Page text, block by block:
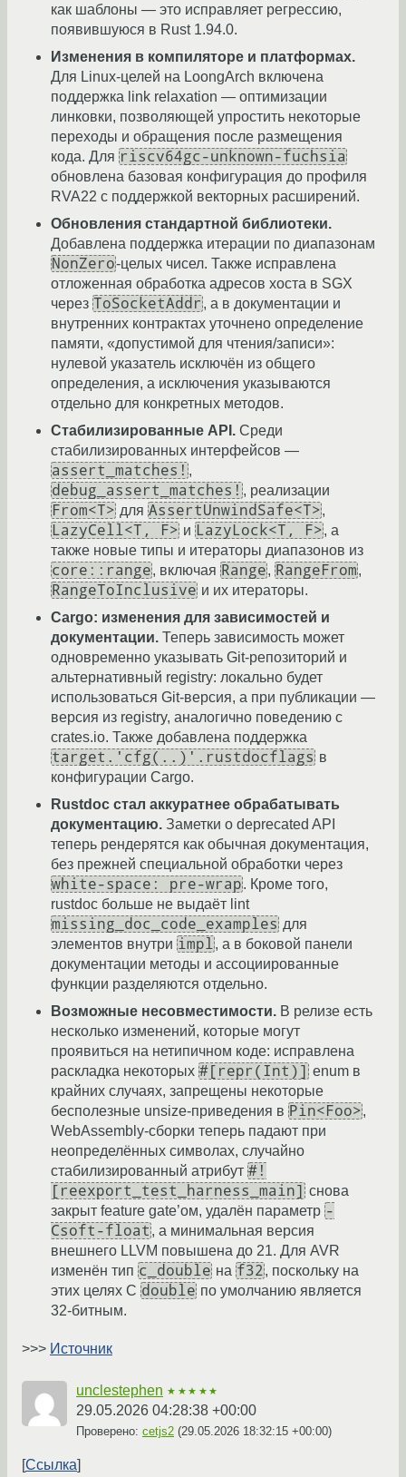
как шаблоны — это исправляет регрессию,
появившуюся в Rust 1.94.0.
Изменения в компиляторе и платформах.
Для Linux-целей на LoongArch включена
поддержка link relaxation — оптимизации
линковки, позволяющей упростить некоторые
переходы и обращения после размещения
кода. Для riscv64gc-unknown-fuchsia
обновлена базовая конфигурация до профиля
RVA22 с поддержкой векторных расширений.
Обновления стандартной библиотеки.
Добавлена поддержка итерации по диапазонам
NonZero-целых чисел. Также исправлена
отложенная обработка адресов хоста в SGX
через ToSocketAddr , а в документации и
внутренних контрактах уточнено определение
памяти, «допустимой для чтения/записи»:
нулевой указатель исключён из общего
определения, а исключения указываются
отдельно для конкретных методов.
Стабилизированные API. Среди
стабилизированных интерфейсов —
assert_matches! ,
debug_assert_matches! , реализации
From<T> для AssertUnwindSafe<T>,
LazyCell<T, F> и LazyLock<T, F>, а
также новые типы и итераторы диапазонов из
core::range, включая Range, RangeFrom,
RangeToInclusive и их итераторы.
Cargo: изменения для зависимостей и
документации. Теперь зависимость может
одновременно указывать Git-репозиторий и
альтернативный registry: локально будет
использоваться Git-версия, а при публикации —
версия из registry, аналогично поведению с
crates.io. Также добавлена поддержка
target.'cfg(..)'.rustdocflags в
конфигурации Cargo.
Rustdoc стал аккуратнее обрабатывать
документацию. Заметки о deprecated API
теперь рендерятся как обычная документация,
без прежней специальной обработки через
white-space: pre-wrap. Кроме того,
rustdoc больше не выдаёт lint
missing_doc_code_examples для
элементов внутри impl , а в боковой панели
документации методы и ассоциированные
функции разделяются отдельно.
Возможные несовместимости. В релизе есть
несколько изменений, которые могут
проявиться на нетипичном коде: исправлена
раскладка некоторых #[repr(Int)] enum в
крайних случаях, запрещены некоторые
бесполезные unsize-приведения в Pin<Foo>,
WebAssembly-сборки теперь падают при
неопределённых символах, случайно
стабилизированный атрибут #!
[reexport_test_harness_main] снова
закрыт feature gate’ом, удалён параметр -
Csoft-float , а минимальная версия
внешнего LLVM повышена до 21. Для AVR
изменён тип c_double на f32 , поскольку на
этих целях C double по умолчанию является
32-битным.
>>> Источник
unclestephen ★★★★★
29.05.2026 04:28:38 +00:00
Проверено: cetjs2 (29.05.2026 18:32:15 +00:00)
Ссылка